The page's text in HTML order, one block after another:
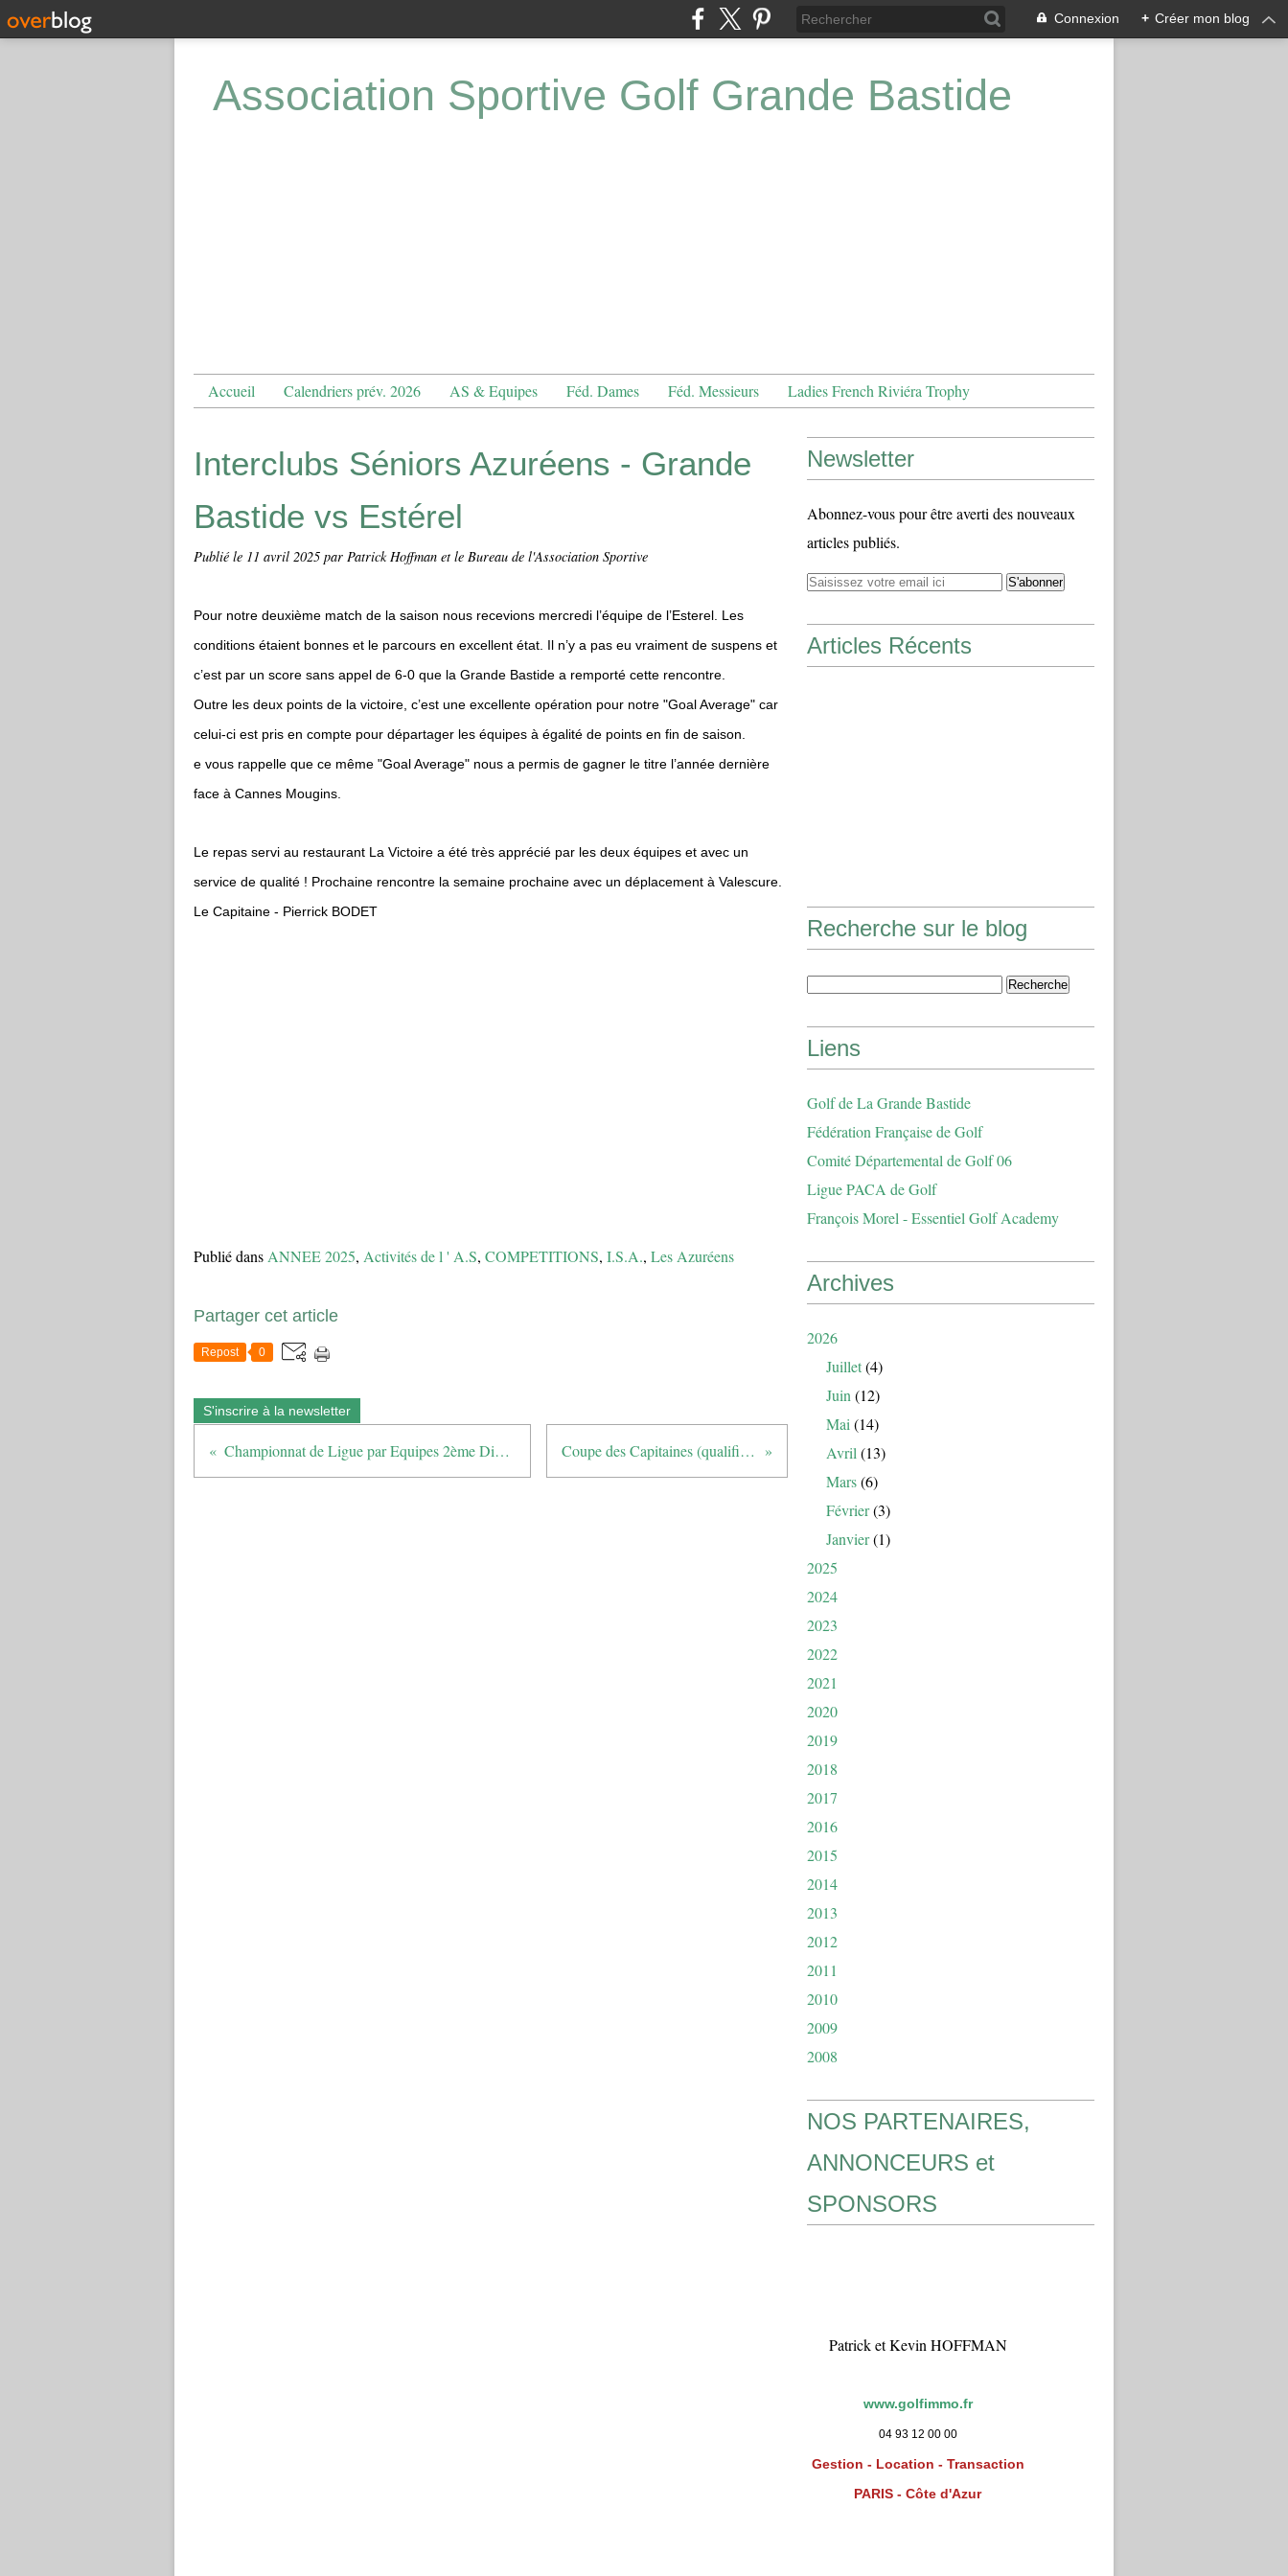
Connexion + Créer mon blog
Association Sportive Golf Grande Bastide
Accueil Calendriers prév. 2026 AS & Equipes Féd. Dames Féd. Messieurs Ladies French Riviéra Trophy
Interclubs Séniors Azuréens - Grande
Bastide vs Estérel
Publié le 11 avril 2025 par Patrick Hoffman et le Bureau de l'Association Sportive
Pour notre deuxième match de la saison nous recevions mercredi l’équipe de l’Esterel. Les
conditions étaient bonnes et le parcours en excellent état. Il n’y a pas eu vraiment de suspens et
c’est par un score sans appel de 6-0 que la Grande Bastide a remporté cette rencontre.
Outre les deux points de la victoire, c’est une excellente opération pour notre "Goal Average" car
celui-ci est pris en compte pour départager les équipes à égalité de points en fin de saison.
e vous rappelle que ce même "Goal Average" nous a permis de gagner le titre l’année dernière
face à Cannes Mougins.
Le repas servi au restaurant La Victoire a été très apprécié par les deux équipes et avec un
service de qualité ! Prochaine rencontre la semaine prochaine avec un déplacement à Valescure.
Le Capitaine - Pierrick BODET
Publié dans ANNEE 2025, Activités de l ' A.S, COMPETITIONS, I.S.A., Les Azuréens
Partager cet article
Repost 0
S'inscrire à la newsletter
Championnat de Ligue par Equipes 2ème Division Messieurs - 4 au 6 avril 2025 au golf de Frégate Coupe des Capitaines (qualification pour les championnats du club)
Newsletter
Abonnez-vous pour être averti des nouveaux
articles publiés.
Articles Récents
Recherche sur le blog
Liens
Golf de La Grande Bastide
Fédération Française de Golf
Comité Départemental de Golf 06
Ligue PACA de Golf
François Morel - Essentiel Golf Academy
Archives
2026
Juillet(4)
Juin (12)
Mai (14)
Avril (13)
Mars(6)
Février(3)
Janvier(1)
2025
2024
2023
2022
2021
2020
2019
2018
2017
2016
2015
2014
2013
2012
2011
2010
2009
2008
NOS PARTENAIRES,
ANNONCEURS et
SPONSORS
Patrick et Kevin HOFFMAN
www.golfimmo.fr
04 93 12 00 00
Gestion - Location - Transaction
PARIS - Côte d'Azur